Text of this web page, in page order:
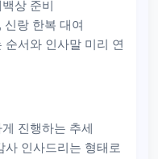
상 준비
신랑 한복 대여
서와 인사말 미리 연
진행하는 추세
사 인사드리는 형태로